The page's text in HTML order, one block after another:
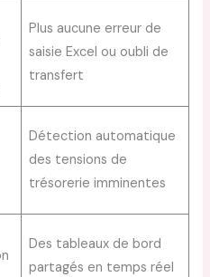
Plus aucune erreur de
saisie Excel ou oubli de
transfert
Détection automatique
des tensions de
trésorerie imminentes
Des tableaux de bord
partagés en temps réel